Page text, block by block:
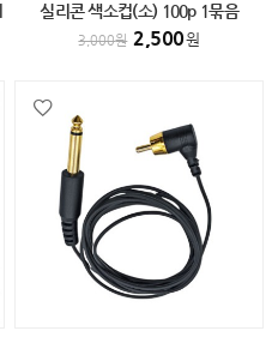
실리콘 색소컵(소) 100p 1묶음
3,000원 2,500원